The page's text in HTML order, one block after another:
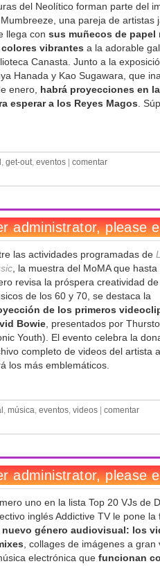
del Neolítico forman parte del
una pareja de artistas
llega con sus muñecos de papel
colores vibrantes a la adorable
Canasta. Junto a la
Hanada y Kao Sugawara, que
enero, habrá proyecciones en
esperar a los Reyes Magos.
, get-out, eventos
comentar
las actividades programadas de
, la muestra del MoMA que hasta
revisa la próspera creatividad
de los 60 y 70, se destaca la
de los primeros
Bowie, presentados por
Youth). El evento celebra la
completo de videos del artista
los más emblemáticos.
, música, eventos, videos
comentar
uno en la lista Top 20 VJs de
inglés Addictive TV le pone la
nuevo género audiovisual: los
, collages de imágenes a gran
electrónica que funcionan